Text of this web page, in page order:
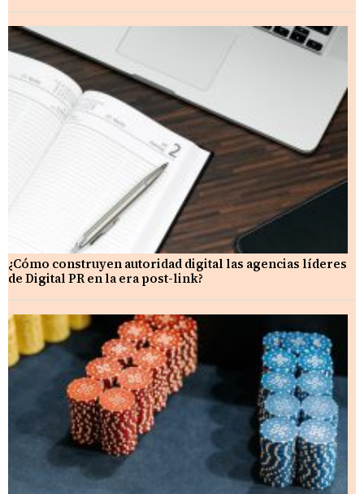
¿Cómo construyen autoridad digital las agencias líderes
de Digital PR en la era post-link?